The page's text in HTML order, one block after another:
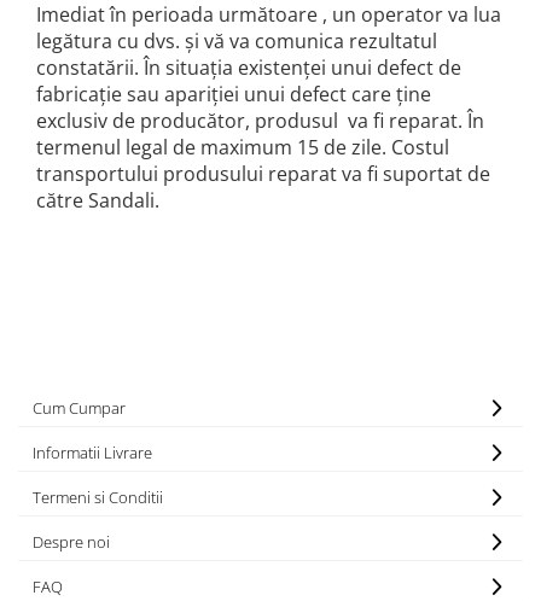
Imediat în perioada următoare , un operator va lua
legătura cu dvs. și vă va comunica rezultatul
constatării. În situația existenței unui defect de
fabricație sau apariției unui defect care ține
exclusiv de producător, produsul va fi reparat. În
termenul legal de maximum 15 de zile. Costul
transportului produsului reparat va fi suportat de
către Sandali.
Cum Cumpar
Informatii Livrare
Termeni si Conditii
Despre noi
FAQ